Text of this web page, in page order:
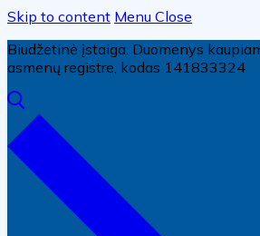
Skip to content Menu Close
Biudžetinė įstaiga. Duomenys
asmenų registre, kodas 141833324